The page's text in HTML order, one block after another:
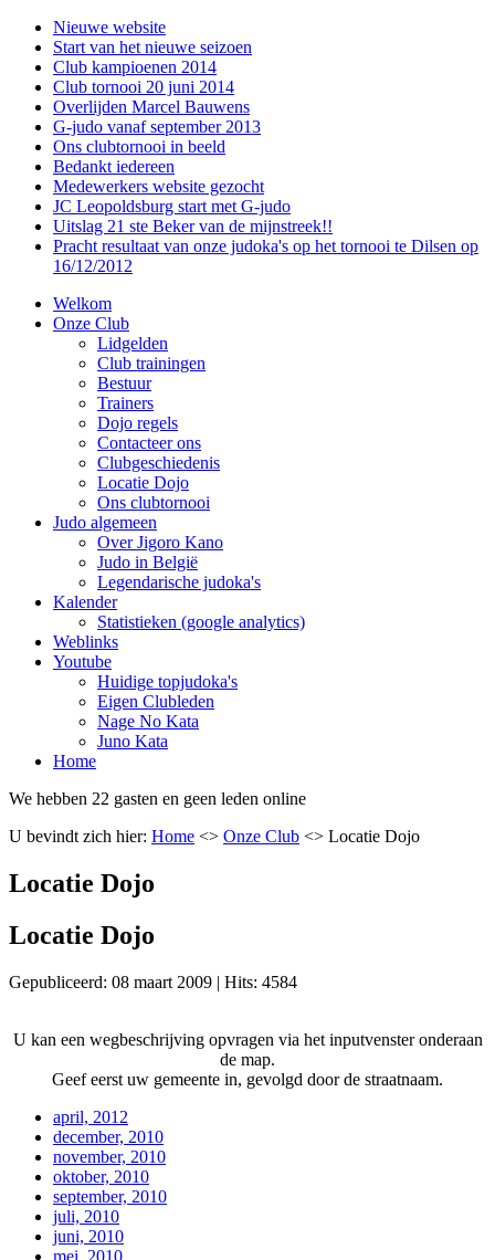
Nieuwe website
Start van het nieuwe seizoen
Club kampioenen 2014
Club tornooi 20 juni 2014
Overlijden Marcel Bauwens
G-judo vanaf september 2013
Ons clubtornooi in beeld
Bedankt iedereen
Medewerkers website gezocht
JC Leopoldsburg start met G-judo
Uitslag 21 ste Beker van de mijnstreek!!
Pracht resultaat van onze judoka's op het tornooi te Dilsen op
16/12/2012
Welkom
Onze Club
Lidgelden
Club trainingen
Bestuur
Trainers
Dojo regels
Contacteer ons
Clubgeschiedenis
Locatie Dojo
Ons clubtornooi
Judo algemeen
Over Jigoro Kano
Judo in België
Legendarische judoka's
Kalender
Statistieken (google analytics)
Weblinks
Youtube
Huidige topjudoka's
Eigen Clubleden
Nage No Kata
Juno Kata
Home
We hebben 22 gasten en geen leden online
U bevindt zich hier: Home <> Onze Club <> Locatie Dojo
Locatie Dojo
Locatie Dojo
Gepubliceerd: 08 maart 2009 | Hits: 4584
U kan een wegbeschrijving opvragen via het inputvenster onderaan
de map.
Geef eerst uw gemeente in, gevolgd door de straatnaam.
april, 2012
december, 2010
november, 2010
oktober, 2010
september, 2010
juli, 2010
juni, 2010
mei, 2010